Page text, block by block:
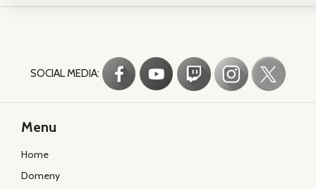
SOCIAL MEDIA:
Menu
Home
Domeny